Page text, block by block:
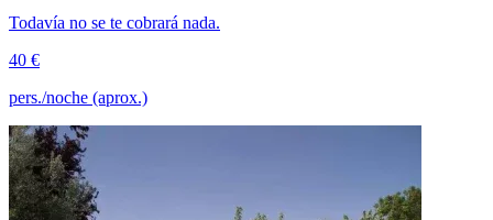
Todavía no se te cobrará nada.
40 €
pers./noche (aprox.)